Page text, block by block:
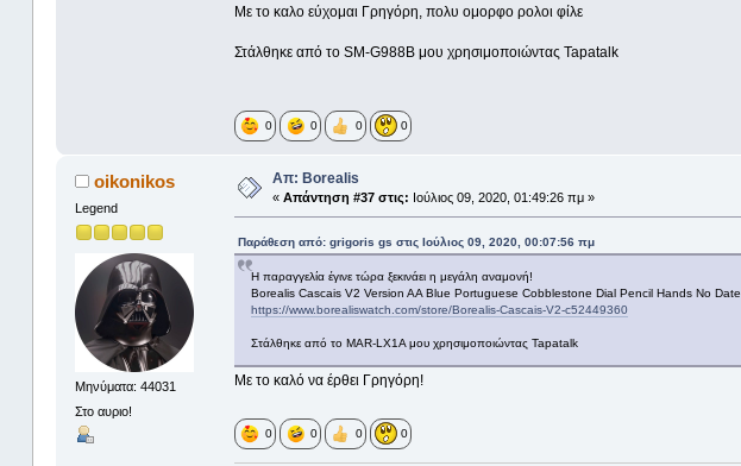
Με το καλο εύχομαι Γρηγόρη, πολυ ομορφο ρολοι φίλε
Στάλθηκε από το SM-G988B μου χρησιμοποιώντας Tapatalk
0 0 0 0
oikonikos
Legend
Μηνύματα: 44031
Στο αυριο!
Απ: Borealis
« Απάντηση #37 στις: Ιούλιος 09, 2020, 01:49:26 πμ »
Παράθεση από: grigoris gs στις Ιούλιος 09, 2020, 00:07:56 πμ
Η παραγγελία έγινε τώρα ξεκινάει η μεγάλη αναμονή!
Borealis Cascais V2 Version AA Blue Portuguese Cobblestone Dial Pencil Hands No Date
https://www.borealiswatch.com/store/Borealis-Cascais-V2-c52449360
Στάλθηκε από το MAR-LX1A μου χρησιμοποιώντας Tapatalk
Με το καλό να έρθει Γρηγόρη!
0 0 0 0